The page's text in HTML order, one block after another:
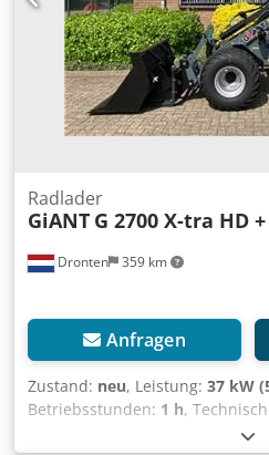
Dronten 359 km
Radlader
GiANT G 2700 X-tra HD +
Anfragen
Zustand: neu, Leistung: 37 kW
Betriebsstunden: 1 h,
Fahrgestellform: Knick